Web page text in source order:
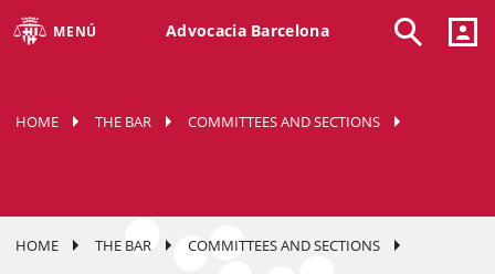
MENÚ Advocacia Barcelona
HOME THE BAR COMMITTEES AND SECTIONS
HOME THE BAR COMMITTEES AND SECTIONS